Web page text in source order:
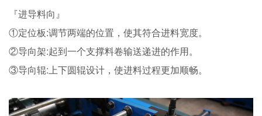
『进导料向』
①定位板:调节两端的位置，使其符合进料宽度。
②导向架:起到一个支撑料卷输送递进的作用。
③导向辊:上下圆辊设计，使进料过程更加顺畅。